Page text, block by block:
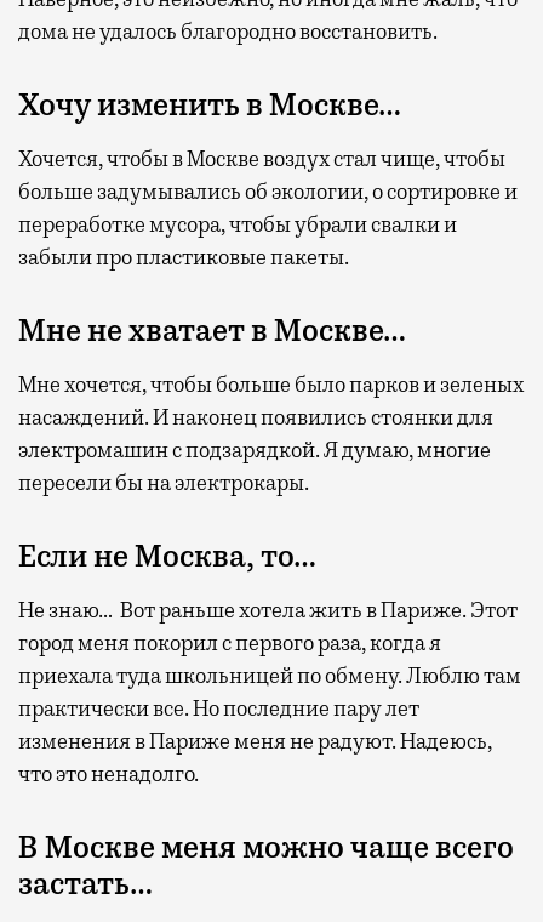
дома не удалось благородно восстановить.
Хочу изменить в Москве…
Хочется, чтобы в Москве воздух стал чище, чтобы
больше задумывались об экологии, о сортировке и
переработке мусора, чтобы убрали свалки и
забыли про пластиковые пакеты.
Мне не хватает в Москве…
Мне хочется, чтобы больше было парков и зеленых
насаждений. И наконец появились стоянки для
электромашин с подзарядкой. Я думаю, многие
пересели бы на электрокары.
Если не Москва, то…
Не знаю… Вот раньше хотела жить в Париже. Этот
город меня покорил с первого раза, когда я
приехала туда школьницей по обмену. Люблю там
практически все. Но последние пару лет
изменения в Париже меня не радуют. Надеюсь,
что это ненадолго.
В Москве меня можно чаще всего
застать…